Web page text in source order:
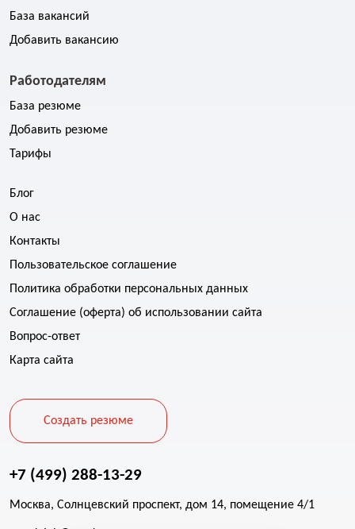
База вакансий
Добавить вакансию
Работодателям
База резюме
Добавить резюме
Тарифы
Блог
О нас
Контакты
Пользовательское соглашение
Политика обработки персональных данных
Соглашение (оферта) об использовании сайта
Вопрос-ответ
Карта сайта
Создать резюме
+7 (499) 288-13-29
Москва, Солнцевский проспект, дом 14, помещение 4/1